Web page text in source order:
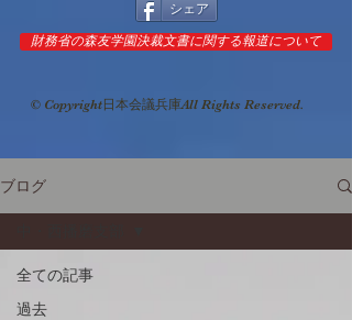
© Copyright日本会議兵庫All Rights Reserved.
シェア
財務省の森友学園決裁文書に関する報道について
ブログ
全ての記事
過去